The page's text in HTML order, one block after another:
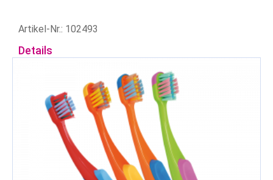
Artikel-Nr.: 102493
Details